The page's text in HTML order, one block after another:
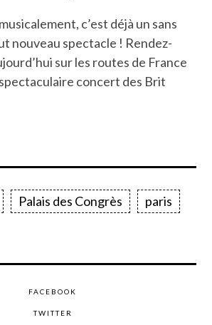
5.4
c’est déjà un sans
nouveau spectacle ! Rendez-
sur les routes de France
concert des Brit
Palais des Congrès paris
FACEBOOK
TWITTER